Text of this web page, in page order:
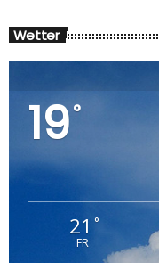
Wetter
19°
21 °
FR